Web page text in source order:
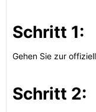
Schritt 1:
Gehen Sie zur
Schritt 2: